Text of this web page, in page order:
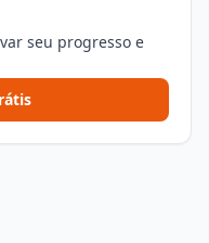
seu progresso e